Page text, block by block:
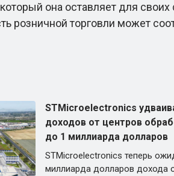
она оставляет для
розничной торговли может
STMicroelectronics
доходов от центров
до 1 миллиарда долларов
STMicroelectronics теперь
миллиарда долларов дохода